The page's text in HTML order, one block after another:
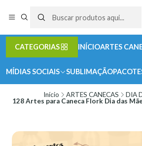
CATEGORIAS INÍCIOARTES
MÍDIAS SOCIAIS SUBLIMAÇÃO
Início ARTES CANECAS
DIA
128 Artes para Caneca Flork Dia das